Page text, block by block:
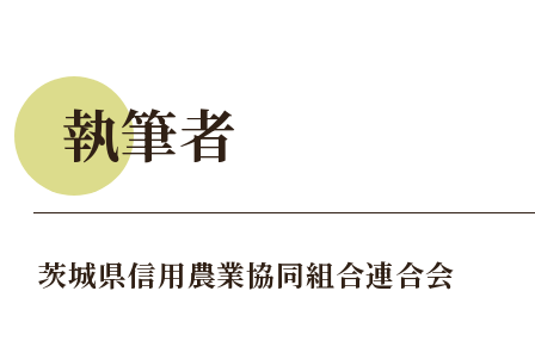
執筆者
茨城県信用農業協同組合連合会